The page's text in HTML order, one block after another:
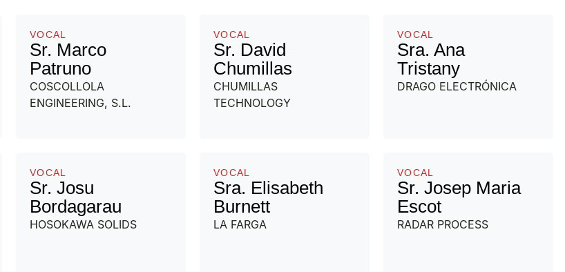
VOCAL
Sr. Marco
Patruno
COSCOLLOLA
ENGINEERING, S.L.
VOCAL
Sr. David
Chumillas
CHUMILLAS
TECHNOLOGY
VOCAL
Sra. Ana
Tristany
DRAGO ELECTRÓNICA
VOCAL
Sr. Josu
Bordagarau
HOSOKAWA SOLIDS
VOCAL
Sra. Elisabeth
Burnett
LA FARGA
VOCAL
Sr. Josep Maria
Escot
RADAR PROCESS